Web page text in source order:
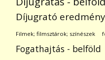
Díjugrató
Filmek; filmsztárok; színészek
Fogathajtás - belföld